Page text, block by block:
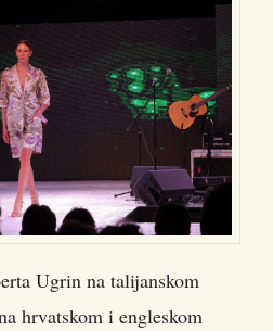
Ugrin na talijanskom
hrvatskom i engleskom